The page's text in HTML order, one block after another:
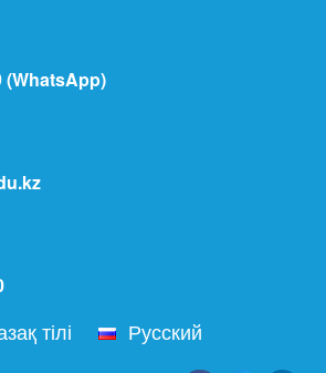
(WhatsApp)
тілі Русский